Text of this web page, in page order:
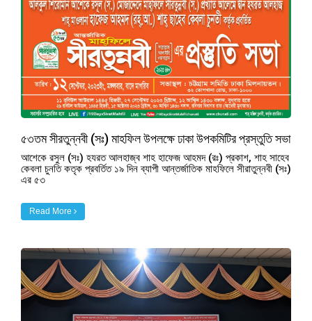
৫৩তম সীরতুন্নবী (সঃ) মাহফিল উপলক্ষে ঢাকা উপকমিটির প্রস্তুতি সভা
আশেকে রসুল (সঃ) হযরত আলহাজ্ব শাহ হাফেজ আহমদ (রঃ) প্রকাশ, শাহ সাহেব
কেবলা চুনতি কতৃক প্রবর্তিত ১৯ দিন ব্যাপী আন্তর্জাতিক মাহফিলে সীরাতুন্নবী (সঃ)
এর ৫৩
Read More